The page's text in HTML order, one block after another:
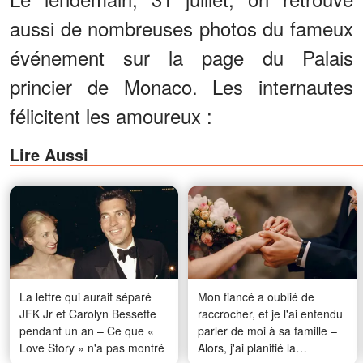
aussi de nombreuses photos du fameux
événement sur la page du Palais
princier de Monaco. Les internautes
félicitent les amoureux :
Lire Aussi
La lettre qui aurait séparé
JFK Jr et Carolyn Bessette
pendant un an – Ce que «
Love Story » n'a pas montré
Mon fiancé a oublié de
raccrocher, et je l'ai entendu
parler de moi à sa famille –
Alors, j'ai planifié la